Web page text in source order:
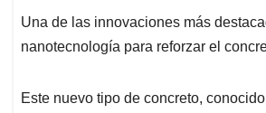
Una de las innovaciones más
nanotecnología para reforzar el
Este nuevo tipo de concreto,